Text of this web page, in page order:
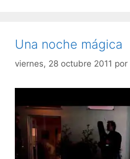
Una noche mágica
viernes, 28 octubre 2011 por